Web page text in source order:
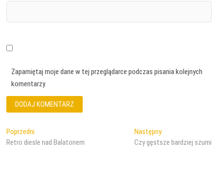
Zapamiętaj moje dane w tej przeglądarce podczas pisania kolejnych
komentarzy.
Nawigacja
wpisu
Poprzedni
wpis:
Retro diesle nad Balatonem
NastępnyNastępny
wpis:
Czy gęstsze bardziej szumi